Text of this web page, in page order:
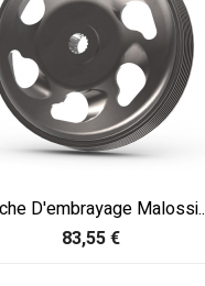
D'embrayage
Prix
83,55 €